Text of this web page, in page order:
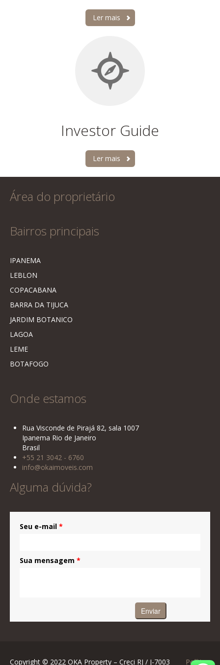
Ler mais
Investor Guide
Ler mais
Área do proprietário
Bairros principais
IPANEMA
LEBLON
COPACABANA
BARRA DA TIJUCA
JARDIM BOTANICO
LAGOA
LEME
BOTAFOGO
Onde estamos
Rua Visconde de Pirajá 82, sala 1007
Ipanema Rio de Janeiro
Brasil
+55 21 3042 - 6760
info@okaimoveis.com
Alguma dúvida?
Seu e-mail *
Sua mensagem *
Copyright © 2022 OKA Property – Creci RJ / J-7003 Política